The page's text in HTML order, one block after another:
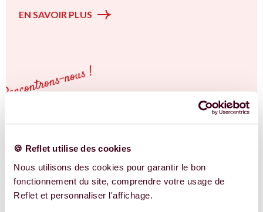
🍪 Reflet utilise des cookies
Nous utilisons des cookies pour garantir le bon
fonctionnement du site, comprendre votre usage de
Reflet et personnaliser l'affichage.
EN SAVOIR PLUS